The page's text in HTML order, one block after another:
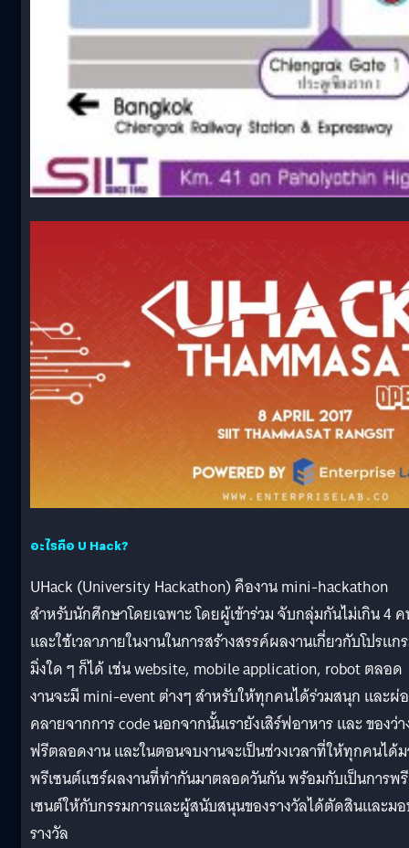
อะไรคือ U Hack?
UHack (University Hackathon) คืองาน mini-hackathon
สำหรับนักศึกษาโดยเฉพาะ โดยผู้เข้าร่วม จับกลุ่มกันไม่เกิน 4
และใช้เวลาภายในงานในการสร้างสรรค์ผลงานเกี่ยวกับโปรแก
มิ่งใด ๆ ก็ได้ เช่น website, mobile application, robot ตลอด
งานจะมี mini-event ต่างๆ สำหรับให้ทุกคนได้ร่วมสนุก และผ่
คลายจากการ code นอกจากนั้นเรายังเสิร์ฟอาหาร และ ของว่
ฟรีตลอดงาน และในตอนจบงานจะเป็นช่วงเวลาที่ให้ทุกคนได้
พรีเซนต์แชร์ผลงานที่ทำกันมาตลอดวันกัน พร้อมกับเป็นการพรี
เซนต์ให้กับกรรมการและผู้สนับสนุนของรางวัลได้ตัดสินและม
รางวัล